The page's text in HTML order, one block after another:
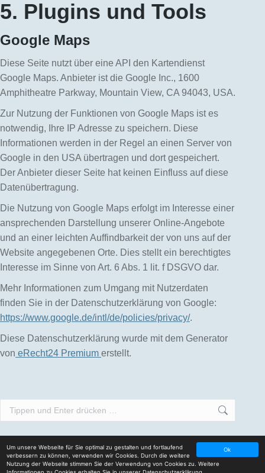
5. Plugins und Tools
Google Maps
Diese Seite nutzt über eine API den Kartendienst
Google Maps. Anbieter ist die Google Inc., 1600
Amphitheatre Parkway, Mountain View, CA 94043, USA.
Zur Nutzung der Funktionen von Google Maps ist es
notwendig, Ihre IP Adresse zu speichern. Diese
Informationen werden in der Regel an einen Server von
Google in den USA übertragen und dort gespeichert.
Der Anbieter dieser Seite hat keinen Einfluss auf diese
Datenübertragung.
Die Nutzung von Google Maps erfolgt im Interesse einer
ansprechenden Darstellung unserer Online-Angebote
und an einer leichten Auffindbarkeit der von uns auf der
Website angegebenen Orte. Dies stellt ein berechtigtes
Interesse im Sinne von Art. 6 Abs. 1 lit. f DSGVO dar.
Mehr Informationen zum Umgang mit Nutzerdaten
finden Sie in der Datenschutzerklärung von Google:
https://www.google.de/intl/de/policies/privacy/.
Diese Datenschutzerklärung wurde mit dem Generator
von eRecht24 Premium erstellt.
Search:
Powered byVisonarte|Datenschutzerklärung
Ok
Um unsere Webseite für Sie optimal zu gestalten und fortlaufend
verbessern zu können, verwenden wir Cookies. Durch die weitere
Nutzung der Webseite stimmen Sie der Verwendung von Cookies zu. Weitere